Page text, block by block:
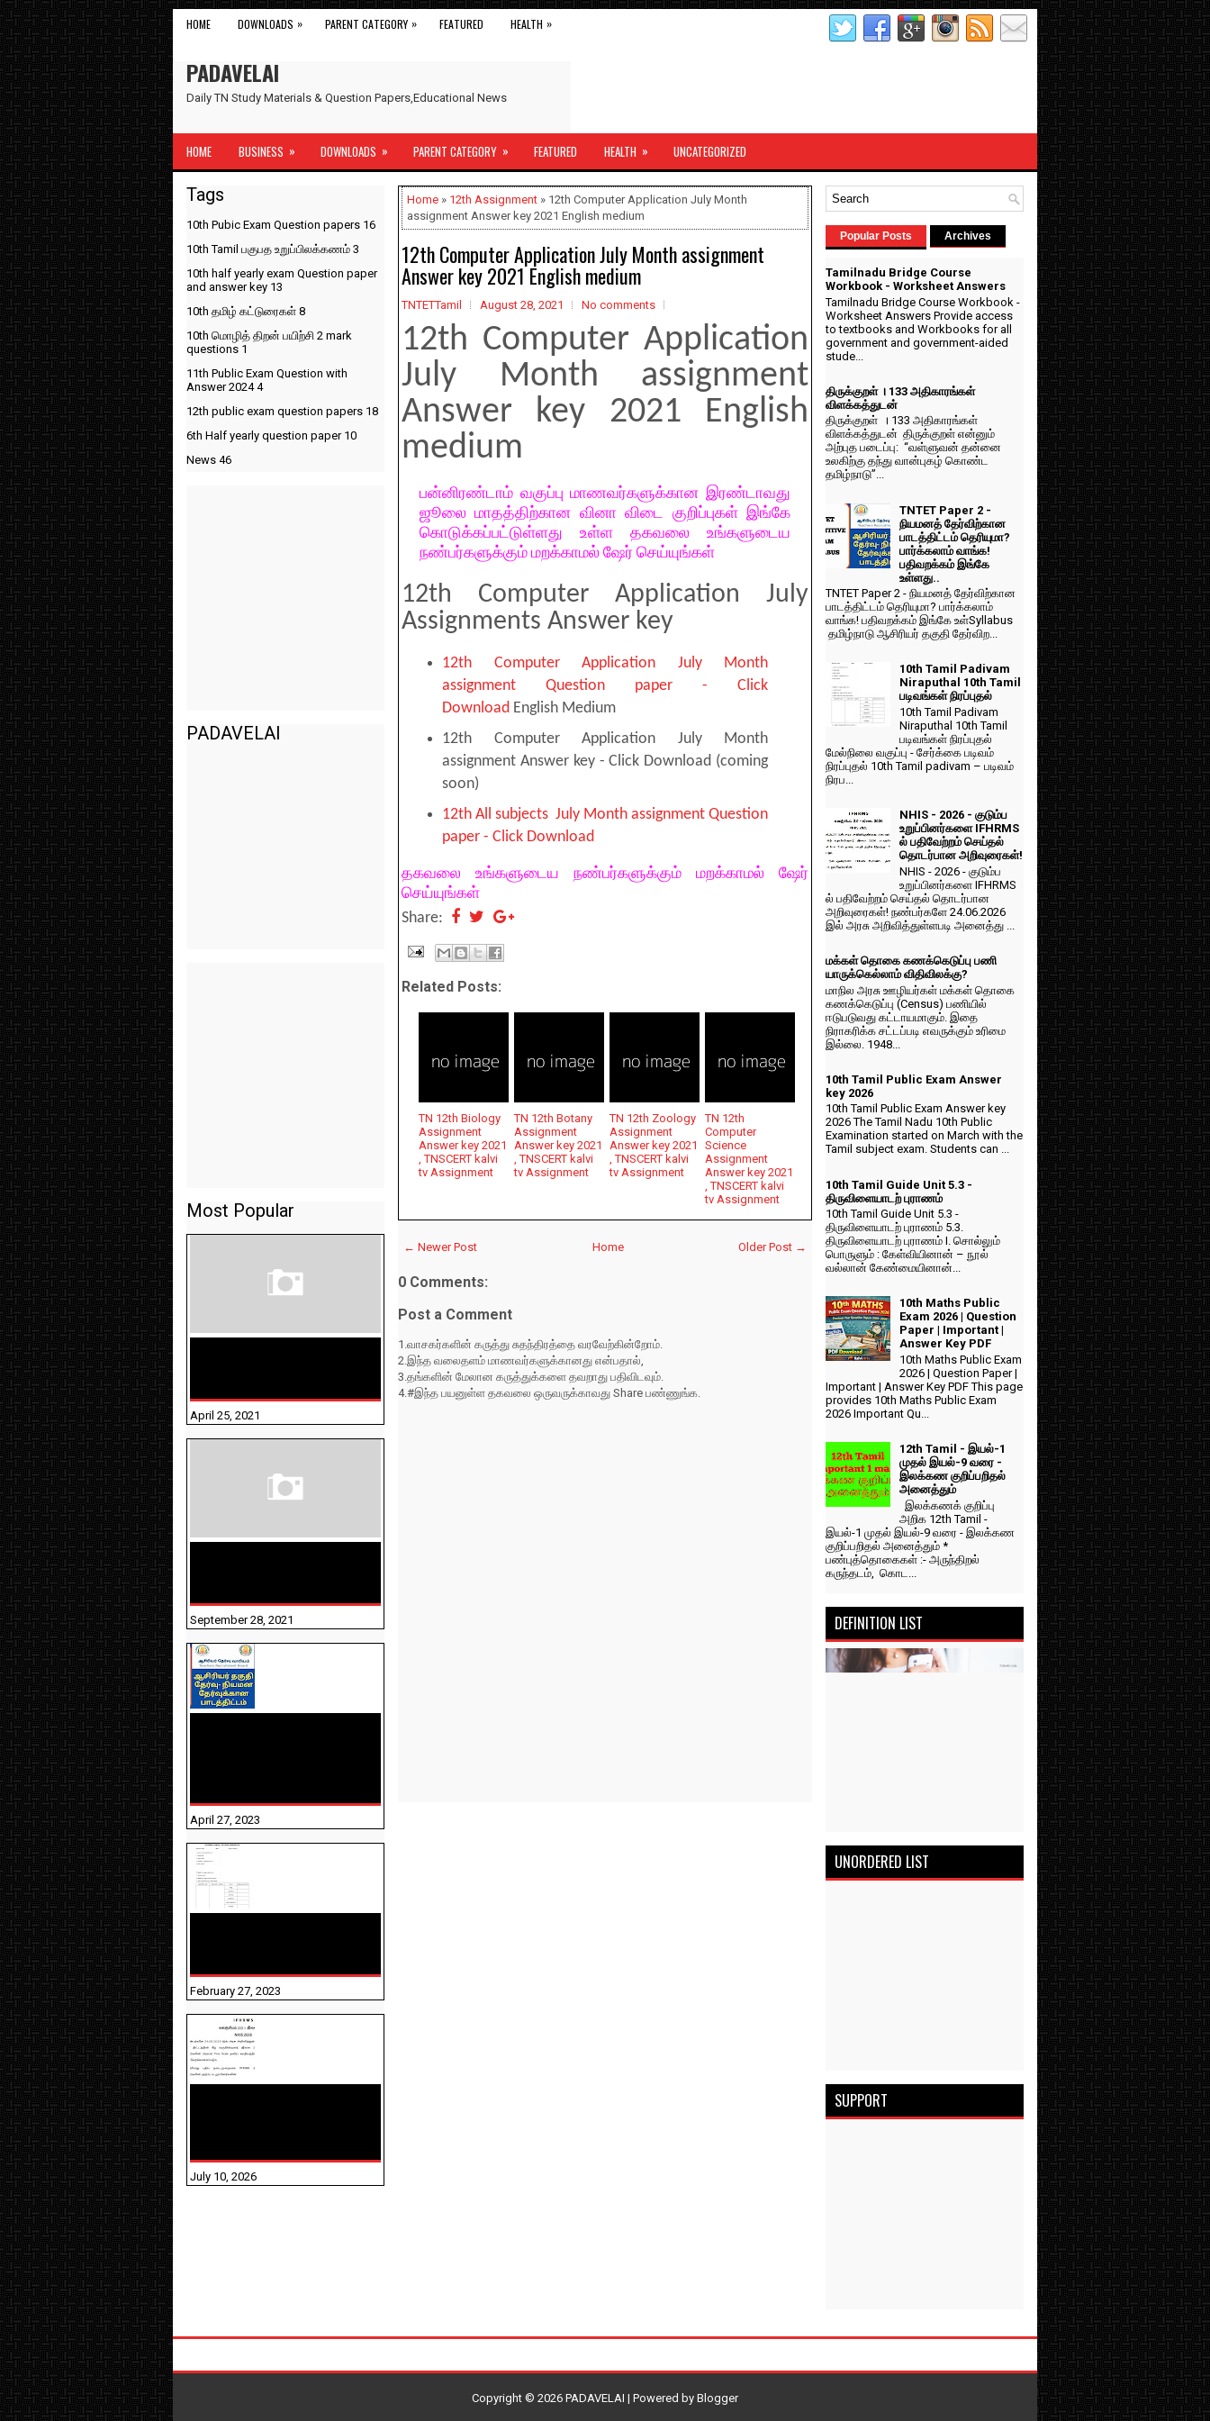
HOME DOWNLOADS » PARENT CATEGORY » FEATURED HEALTH »
PADAVELAI
Daily TN Study Materials & Question Papers,Educational News
HOME BUSINESS » DOWNLOADS » PARENT CATEGORY » FEATURED HEALTH » UNCATEGORIZED
Home » 12th Assignment » 12th Computer Application July Month
assignment Answer key 2021 English medium
12th Computer Application July Month assignment
Answer key 2021 English medium
TNTETTamil August 28, 2021 No comments
12th Computer Application
July Month assignment
Answer key 2021 English
medium
பன்னிரண்டாம் வகுப்பு மாணவர்களுக்கான இரண்டாவது
ஜூலை மாதத்திற்கான வினா விடை குறிப்புகள் இங்கே
கொடுக்கப்பட்டுள்ளது உள்ள தகவலை உங்களுடைய
நண்பர்களுக்கும் மறக்காமல் ஷேர் செய்யுங்கள்
12th Computer Application July
Assignments Answer key
12th Computer Application July Month
assignment Question paper - Click
Download English Medium
12th Computer Application July Month
assignment Answer key - Click Download (coming
soon)
12th All subjects July Month assignment Question
paper - Click Download
தகவலை உங்களுடைய நண்பர்களுக்கும் மறக்காமல் ஷேர்
செய்யுங்கள்
Share:
Related Posts:
TN 12th Biology
Assignment
Answer key 2021
, TNSCERT kalvi
tv Assignment
TN 12th Botany
Assignment
Answer key 2021
, TNSCERT kalvi
tv Assignment
TN 12th Zoology
Assignment
Answer key 2021
, TNSCERT kalvi
tv Assignment
TN 12th
Computer
Science
Assignment
Answer key 2021
, TNSCERT kalvi
tv Assignment
← Newer Post Older Post →
Home
0 Comments:
Post a Comment
1.வாசகர்களின் கருத்து சுதந்திரத்தை வரவேற்கின்றோம்.
2.இந்த வலைதளம் மாணவர்களுக்கானது என்பதால்,
3.தங்களின் மேலான கருத்துக்களை தவறாது பதிவிடவும்.
4.#இந்த பயனுள்ள தகவலை ஒருவருக்காவது Share பண்ணுங்க.
Tags
10th Pubic Exam Question papers 16
10th Tamil பகுபத உறுப்பிலக்கணம் 3
10th half yearly exam Question paper
and answer key 13
10th தமிழ் கட்டுரைகள் 8
10th மொழித் திறன் பயிற்சி 2 mark
questions 1
11th Public Exam Question with
Answer 20244
12th public exam question papers 18
6th Half yearly question paper 10
News 46
PADAVELAI
Most Popular
April 25, 2021
September 28, 2021
April 27, 2023
February 27, 2023
July 10, 2026
Popular Posts Archives
Tamilnadu Bridge Course
Workbook - Worksheet Answers
Tamilnadu Bridge Course Workbook -
Worksheet Answers Provide access
to textbooks and Workbooks for all
government and government-aided
stude...
திருக்குறள் । 133 அதிகாரங்கள்
விளக்கத்துடன்
திருக்குறள் । 133 அதிகாரங்கள்
விளக்கத்துடன் திருக்குறள் என்னும்
அற்புத படைப்பு: “வள்ளுவன் தன்னை
உலகிற்கு தந்து வான்புகழ் கொண்ட
தமிழ்நாடு”...
TNTET Paper 2 -
நியமனத் தேர்விற்கான
பாடத்திட்டம் தெரியுமா?
பார்க்கலாம் வாங்க!
பதிவறக்கம் இங்கே
உள்ளது..
TNTET Paper 2 - நியமனத் தேர்விற்கான
பாடத்திட்டம் தெரியுமா? பார்க்கலாம்
வாங்க! பதிவறக்கம் இங்கே உள்Syllabus
தமிழ்நாடு ஆசிரியர் தகுதி தேர்விற...
10th Tamil Padivam
Niraputhal 10th Tamil
படிவங்கள் நிரப்புதல்
10th Tamil Padivam
Niraputhal 10th Tamil
படிவங்கள் நிரப்புதல்
மேல்நிலை வகுப்பு - சேர்க்கை படிவம்
நிரப்புதல் 10th Tamil padivam – படிவம்
நிரப...
NHIS - 2026 - குடும்ப
உறுப்பினர்களை IFHRMS
ல் பதிவேற்றம் செய்தல்
தொடர்பான அறிவுரைகள்!
NHIS - 2026 - குடும்ப
உறுப்பினர்களை IFHRMS
ல் பதிவேற்றம் செய்தல் தொடர்பான
அறிவுரைகள்! நண்பர்களே 24.06.2026
இல் அரசு அறிவித்துள்ளபடி அனைத்து ...
மக்கள் தொகை கணக்கெடுப்பு பணி
யாருக்கெல்லாம் விதிவிலக்கு?
மாநில அரசு ஊழியர்கள் மக்கள் தொகை
கணக்கெடுப்பு (Census) பணியில்
ஈடுபடுவது கட்டாயமாகும். இதை
நிராகரிக்க சட்டப்படி எவருக்கும் உரிமை
இல்லை. 1948...
10th Tamil Public Exam Answer
key 2026
10th Tamil Public Exam Answer key
2026 The Tamil Nadu 10th Public
Examination started on March with the
Tamil subject exam. Students can ...
10th Tamil Guide Unit 5.3 -
திருவிளையாடற் புராணம்
10th Tamil Guide Unit 5.3 -
திருவிளையாடற் புராணம் 5.3.
திருவிளையாடற் புராணம் I. சொல்லும்
பொருளும் : கேள்வியினான் – நூல்
வல்லான் கேண்மையினான்...
10th Maths Public
Exam 2026 | Question
Paper | Important |
Answer Key PDF
10th Maths Public Exam
2026 | Question Paper |
Important | Answer Key PDF This page
provides 10th Maths Public Exam
2026 Important Qu...
12th Tamil - இயல்-1
முதல் இயல்-9 வரை -
இலக்கண குறிப்பறிதல்
அனைத்தும்
இலக்கணக் குறிப்பு
அறிக 12th Tamil -
இயல்-1 முதல் இயல்-9 வரை - இலக்கண
குறிப்பறிதல் அனைத்தும் *
பண்புத்தொகைகள் :- அருந்திறல்
கருந்தடம், கொட...
DEFINITION LIST
UNORDERED LIST
SUPPORT
Copyright © 2026 PADAVELAI | Powered by Blogger